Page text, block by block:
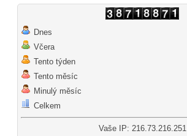
Dnes
Včera
Tento týden
Tento měsíc
Minulý měsíc
Celkem
Vaše IP: 216.73.216.251